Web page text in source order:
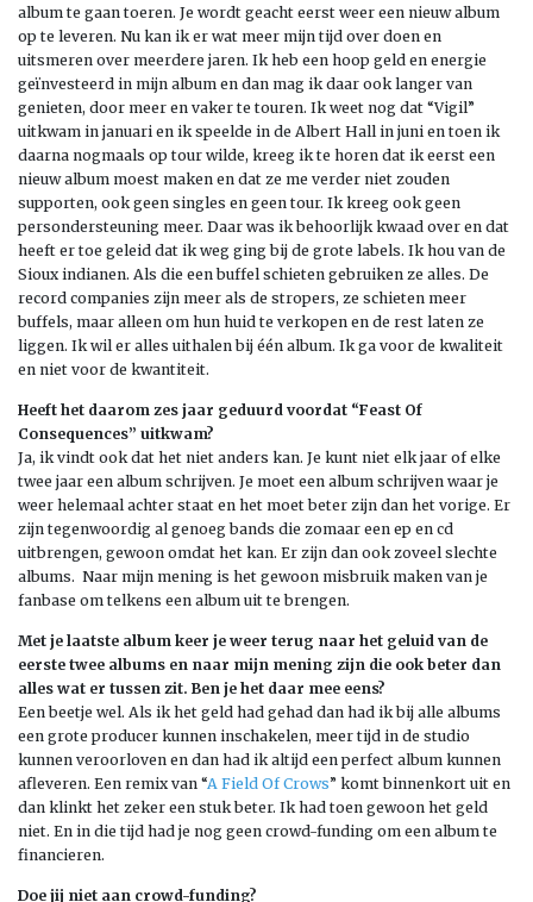
album te gaan toeren. Je wordt geacht eerst weer een nieuw album
op te leveren. Nu kan ik er wat meer mijn tijd over doen en
uitsmeren over meerdere jaren. Ik heb een hoop geld en energie
geïnvesteerd in mijn album en dan mag ik daar ook langer van
genieten, door meer en vaker te touren. Ik weet nog dat “Vigil”
uitkwam in januari en ik speelde in de Albert Hall in juni en toen ik
daarna nogmaals op tour wilde, kreeg ik te horen dat ik eerst een
nieuw album moest maken en dat ze me verder niet zouden
supporten, ook geen singles en geen tour. Ik kreeg ook geen
persondersteuning meer. Daar was ik behoorlijk kwaad over en dat
heeft er toe geleid dat ik weg ging bij de grote labels. Ik hou van de
Sioux indianen. Als die een buffel schieten gebruiken ze alles. De
record companies zijn meer als de stropers, ze schieten meer
buffels, maar alleen om hun huid te verkopen en de rest laten ze
liggen. Ik wil er alles uithalen bij één album. Ik ga voor de kwaliteit
en niet voor de kwantiteit.
Heeft het daarom zes jaar geduurd voordat “Feast Of
Consequences” uitkwam?
Ja, ik vindt ook dat het niet anders kan. Je kunt niet elk jaar of elke
twee jaar een album schrijven. Je moet een album schrijven waar je
weer helemaal achter staat en het moet beter zijn dan het vorige. Er
zijn tegenwoordig al genoeg bands die zomaar een ep en cd
uitbrengen, gewoon omdat het kan. Er zijn dan ook zoveel slechte
albums. Naar mijn mening is het gewoon misbruik maken van je
fanbase om telkens een album uit te brengen.
Met je laatste album keer je weer terug naar het geluid van de
eerste twee albums en naar mijn mening zijn die ook beter dan
alles wat er tussen zit. Ben je het daar mee eens?
Een beetje wel. Als ik het geld had gehad dan had ik bij alle albums
een grote producer kunnen inschakelen, meer tijd in de studio
kunnen veroorloven en dan had ik altijd een perfect album kunnen
afleveren. Een remix van “A Field Of Crows” komt binnenkort uit en
dan klinkt het zeker een stuk beter. Ik had toen gewoon het geld
niet. En in die tijd had je nog geen crowd-funding om een album te
financieren.
Doe jij niet aan crowd-funding?